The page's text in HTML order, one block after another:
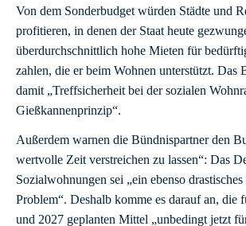
Von dem Sonderbudget würden Städte und
profitieren, in denen der Staat heute
überdurchschnittlich hohe Mieten für
zahlen, die er beim Wohnen unterstützt. Das
damit „Treffsicherheit bei der sozialen
Gießkannenprinzip“.
Außerdem warnen die Bündnispartner den
wertvolle Zeit verstreichen zu lassen“: Das
Sozialwohnungen sei „ein ebenso
Problem“. Deshalb komme es darauf an, die
und 2027 geplanten Mittel „unbedingt jetzt